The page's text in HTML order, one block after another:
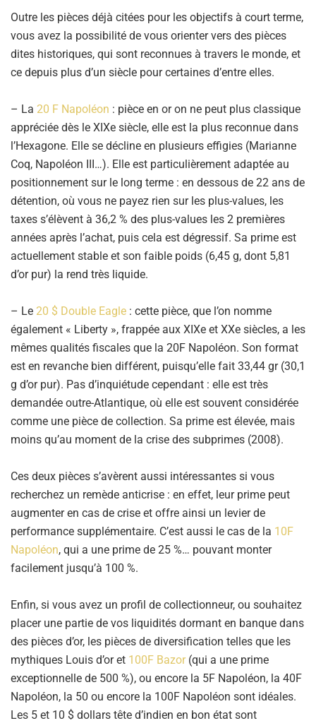
Outre les pièces déjà citées pour les objectifs à court terme,
vous avez la possibilité de vous orienter vers des pièces
dites historiques, qui sont reconnues à travers le monde, et
ce depuis plus d’un siècle pour certaines d’entre elles.
– La 20 F Napoléon : pièce en or on ne peut plus classique
appréciée dès le XIXe siècle, elle est la plus reconnue dans
l’Hexagone. Elle se décline en plusieurs effigies (Marianne
Coq, Napoléon III…). Elle est particulièrement adaptée au
positionnement sur le long terme : en dessous de 22 ans de
détention, où vous ne payez rien sur les plus-values, les
taxes s’élèvent à 36,2 % des plus-values les 2 premières
années après l’achat, puis cela est dégressif. Sa prime est
actuellement stable et son faible poids (6,45 g, dont 5,81
d’or pur) la rend très liquide.
– Le 20 $ Double Eagle : cette pièce, que l’on nomme
également « Liberty », frappée aux XIXe et XXe siècles, a les
mêmes qualités fiscales que la 20F Napoléon. Son format
est en revanche bien différent, puisqu’elle fait 33,44 gr (30,1
g d’or pur). Pas d’inquiétude cependant : elle est très
demandée outre-Atlantique, où elle est souvent considérée
comme une pièce de collection. Sa prime est élevée, mais
moins qu’au moment de la crise des subprimes (2008).
Ces deux pièces s’avèrent aussi intéressantes si vous
recherchez un remède anticrise : en effet, leur prime peut
augmenter en cas de crise et offre ainsi un levier de
performance supplémentaire. C’est aussi le cas de la 10F
Napoléon, qui a une prime de 25 %… pouvant monter
facilement jusqu’à 100 %.
Enfin, si vous avez un profil de collectionneur, ou souhaitez
placer une partie de vos liquidités dormant en banque dans
des pièces d’or, les pièces de diversification telles que les
mythiques Louis d’or et 100F Bazor(qui a une prime
exceptionnelle de 500 %), ou encore la 5F Napoléon, la 40F
Napoléon, la 50 ou encore la 100F Napoléon sont idéales.
Les 5 et 10 $ dollars tête d’indien en bon état sont